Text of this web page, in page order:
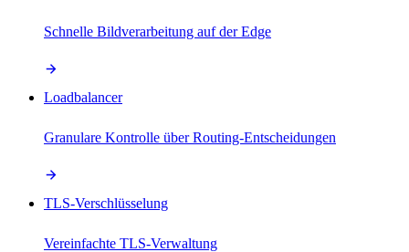
Schnelle Bildverarbeitung auf der Edge
Loadbalancer
Granulare Kontrolle über Routing-Entscheidungen
TLS-Verschlüsselung
Vereinfachte TLS-Verwaltung